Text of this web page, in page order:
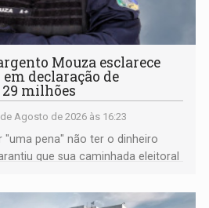
Mouza esclarece
declaração de
milhões
Agosto de 2026 às 16:23
"uma pena" não ter o dinheiro
que sua caminhada eleitoral